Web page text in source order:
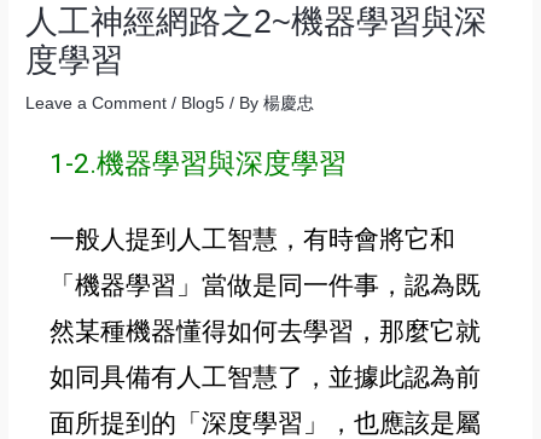
人工神經網路之2~機器學習與深
度學習
Leave a Comment / Blog5 / By楊慶忠
1-2.機器學習與深度學習
一般人提到人工智慧 ，有時會將它和
「機器學習」當做是同一件事 ，認為既
然某種機器懂得如何去學習 ， 那麼它就
如同具備有人工智慧了 ，並據此認為前
面所提到的 「深度學習」 ，也應該是屬